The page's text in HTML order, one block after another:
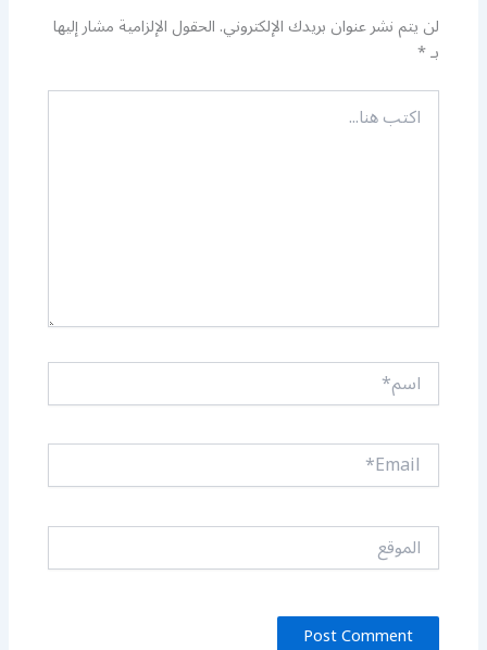
لن يتم نشر عنوان بريدك الإلكتروني.الحقول الإلزامية مشار إليها
بـ*
اكتب
هنا...
اسم*
Email*
الموقع